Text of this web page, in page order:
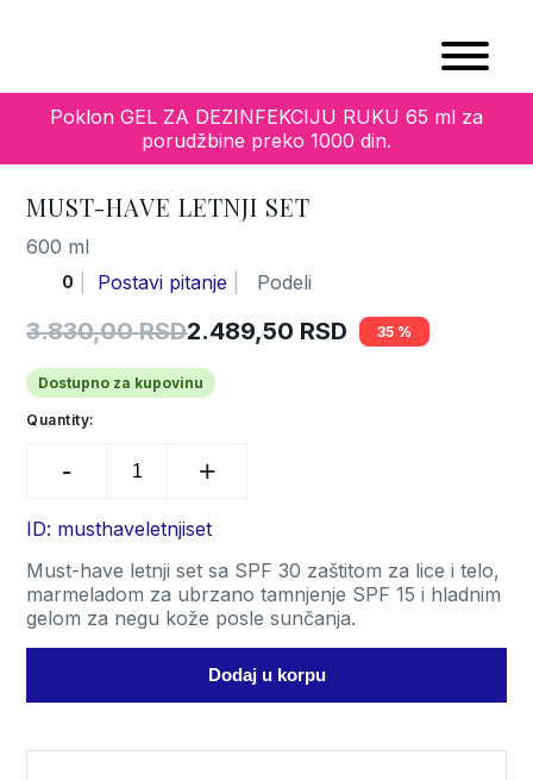
Poklon GEL ZA DEZINFEKCIJU RUKU 65 ml za
porudžbine preko 1000 din.
MUST-HAVE LETNJI SET
600 ml
0 Postavi pitanje Podeli
3.830,00RSD
Original
price
was:
3.830,00 RSD.
2.489,50 RSD
Current
price
is:
2.489,50 RSD.
35
Dostupno za kupovinu
Quantity:
have
set
ID: musthaveletnjiset
Must-have letnji set sa SPF 30 zaštitom za lice i telo,
marmeladom za ubrzano tamnjenje SPF 15 i hladnim
gelom za negu kože posle sunčanja.
Dodaj u korpu